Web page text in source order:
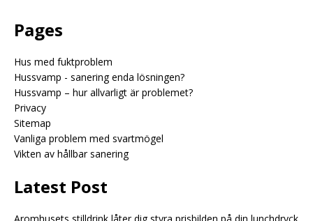
Pages
Hus med fuktproblem
Hussvamp - sanering enda lösningen?
Hussvamp – hur allvarligt är problemet?
Privacy
Sitemap
Vanliga problem med svartmögel
Vikten av hållbar sanering
Latest Post